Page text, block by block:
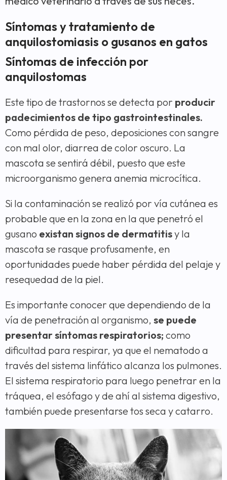
Síntomas y tratamiento de
anquilostomiasis o gusanos en gatos
Síntomas de infección por
anquilostomas
Este tipo de trastornos se detecta por producir
padecimientos de tipo gastrointestinales.
Como pérdida de peso, deposiciones con sangre
con mal olor, diarrea de color oscuro. La
mascota se sentirá débil, puesto que este
microorganismo genera anemia microcítica.
Si la contaminación se realizó por vía cutánea es
probable que en la zona en la que penetró el
gusano existan signos de dermatitisy la
mascota se rasque profusamente, en
oportunidades puede haber pérdida del pelaje y
resequedad de la piel.
Es importante conocer que dependiendo de la
vía de penetración al organismo, se puede
presentar síntomas respiratorios; como
dificultad para respirar, ya que el nematodo a
través del sistema linfático alcanza los pulmones.
El sistema respiratorio para luego penetrar en la
tráquea, el esófago y de ahí al sistema digestivo,
también puede presentarse tos seca y catarro.